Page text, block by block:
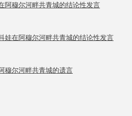
阿穆尔河畔共青城的结论性发言
娃在阿穆尔河畔共青城的结论性发言
穆尔河畔共青城的遗言